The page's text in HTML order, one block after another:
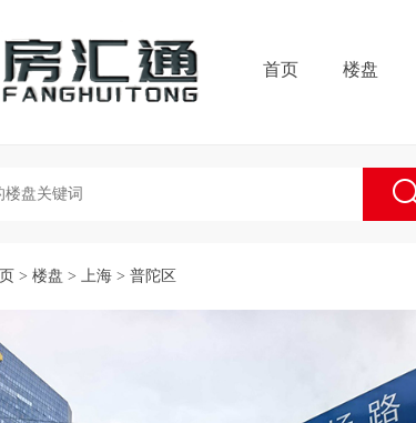
首页 楼盘
> 楼盘 > 上海 > 普陀区